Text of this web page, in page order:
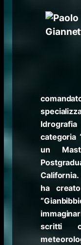
categoria
un
ha
scritti